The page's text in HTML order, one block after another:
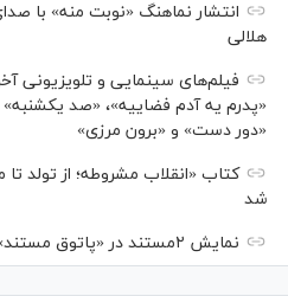
انتشار نماهنگ «نوبت منه» با
هلالی
فیلم‌های سینمایی و تلویزیونی
«پدرم یه آدم فضاییه»، «صد یکشنبه»
«دور دست» و «برون مرزی»
کتاب «انقلاب مشروطه؛ از تولد
شد
نمایش ۲مستند در «پاتوق مستند»